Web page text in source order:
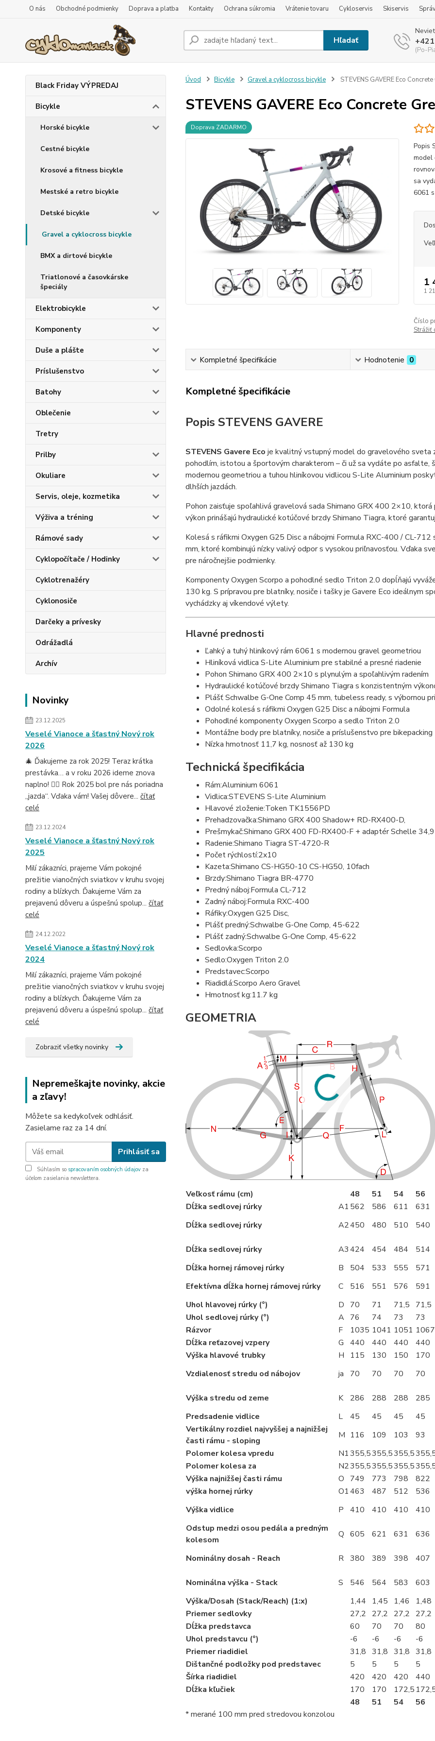
O nás Obchodné podmienky Doprava a platba Kontakty Ochrana súkromia Vrátenie tovaru Cykloservis Skiservis
Hľadať
(Po-
Black Friday VÝPREDAJ
Bicykle
Horské bicykle
Cestné bicykle
Krosové a fitness bicykle
Mestské a retro bicykle
Detské bicykle
Gravel a cyklocross bicykle
BMX a dirtové bicykle
Triatlonové a časovkárske
špeciály
Elektrobicykle
Komponenty
Duše a plášte
Príslušenstvo
Batohy
Oblečenie
Tretry
Prilby
Okuliare
Servis, oleje, kozmetika
Výživa a tréning
Rámové sady
Cyklopočítače / Hodinky
Cyklotrenažéry
Cyklonosiče
Darčeky a prívesky
Odrážadlá
Archív
Novinky
23.12.2025
Veselé Vianoce a šťastný Nový rok
2026
🎄 Ďakujeme za rok 2025! Teraz krátka
prestávka… a v roku 2026 ideme znova
naplno! 🚴‍♂️ Rok 2025 bol pre nás poriadna
„jazda“. Vďaka vám! Vašej dôvere... čítať
celé
23.12.2024
Veselé Vianoce a šťastný Nový rok
2025
Milí zákazníci, prajeme Vám pokojné
prežitie vianočných sviatkov v kruhu svojej
rodiny a blízkych. Ďakujeme Vám za
prejavenú dôveru a úspešnú spolup... čítať
celé
24.12.2022
Veselé Vianoce a šťastný Nový rok
2024
Milí zákazníci, prajeme Vám pokojné
prežitie vianočných sviatkov v kruhu svojej
rodiny a blízkych. Ďakujeme Vám za
prejavenú dôveru a úspešnú spolup... čítať
celé
Zobraziť všetky novinky
Nepremeškajte novinky, akcie
a zľavy!
Môžete sa kedykoľvek odhlásiť.
Zasielame raz za 14 dní.
Prihlásiť sa
Súhlasím so spracovaním osobných údajov za
účelom zasielania newslettera.
Úvod Bicykle Gravel a cyklocross bicykle STEVENS GAVERE Eco
STEVENS GAVERE Eco Concrete
Doprava ZADARMO
Popis
model
sa
6061
1
1
Číslo
Strážiť
Kompletné špecifikácie Hodnotenie 0
Kompletné špecifikácie
Popis STEVENS GAVERE
STEVENS Gavere Eco je kvalitný vstupný model do gravelového sveta
pohodlím, istotou a športovým charakterom – či už sa vydáte po
modernou geometriou a tuhou hliníkovou vidlicou S-Lite Aluminium
dlhších jazdách.
Pohon zaisťuje spoľahlivá gravelová sada Shimano GRX 400 2×10,
výkon prinášajú hydraulické kotúčové brzdy Shimano Tiagra, ktoré
Kolesá s ráfikmi Oxygen G25 Disc a nábojmi Formula RXC-400 / CL-
mm, ktoré kombinujú nízky valivý odpor s vysokou priľnavosťou. Vďaka
pre náročnejšie podmienky.
Komponenty Oxygen Scorpo a pohodlné sedlo Triton 2.0 dopĺňajú
130 kg. S prípravou pre blatníky, nosiče i tašky je Gavere Eco ideálnym
vychádzky aj víkendové výlety.
Hlavné prednosti
Ľahký a tuhý hliníkový rám 6061 s modernou gravel geometriou
Hliníková vidlica S-Lite Aluminium pre stabilné a presné riadenie
Pohon Shimano GRX 400 2×10 s plynulým a spoľahlivým radením
Hydraulické kotúčové brzdy Shimano Tiagra s konzistentným
Plášť Schwalbe G-One Comp 45 mm, tubeless ready, s výbornou
Odolné kolesá s ráfikmi Oxygen G25 Disc a nábojmi Formula
Pohodlné komponenty Oxygen Scorpo a sedlo Triton 2.0
Montážne body pre blatníky, nosiče a príslušenstvo pre bikepacking
Nízka hmotnosť 11,7 kg, nosnosť až 130 kg
Technická špecifikácia
Rám:Aluminium 6061
Vidlica:STEVENS S-Lite Aluminium
Hlavové zloženie:Token TK1556PD
Prehadzovačka:Shimano GRX 400 Shadow+ RD-RX400-D,
Prešmykač:Shimano GRX 400 FD-RX400-F + adaptér Schelle
Radenie:Shimano Tiagra ST-4720-R
Počet rýchlostí:2x10
Kazeta:Shimano CS-HG50-10 CS-HG50, 10fach
Brzdy:Shimano Tiagra BR-4770
Predný náboj:Formula CL-712
Zadný náboj:Formula RXC-400
Ráfiky:Oxygen G25 Disc,
Plášť predný:Schwalbe G-One Comp, 45-622
Plášť zadný:Schwalbe G-One Comp, 45-622
Sedlovka:Scorpo
Sedlo:Oxygen Triton 2.0
Predstavec:Scorpo
Riadidlá:Scorpo Aero Gravel
Hmotnosť kg:11.7 kg
GEOMETRIA
Veľkosť rámu (cm) 48 51 54 56
Dĺžka sedlovej rúrky
A1 562 586 611 631
Dĺžka sedlovej rúrky
A2450 480 510 540
Dĺžka sedlovej rúrky
A3424 454 484 514
Dĺžka hornej rámovej rúrky
B 504 533 555 571
Efektívna dĺžka hornej rámovej rúrky
C 516 551 576 591
Uhol hlavovej rúrky (°)
D 70 71 71,5 71,5
Uhol sedlovej rúrky (°)
A 76 74 73 73
Rázvor
F 1035 1041 1051 1067
Dĺžka reťazovej vzpery
G 440 440 440 440
Výška hlavové trubky
H 115 130 150 170
Vzdialenosť stredu od nábojov
ja 70 70 70 70
Výška stredu od zeme
K 286 288 288 285
Predsadenie vidlice
L 45 45 45 45
Vertikálny rozdiel najvyššej a najnižšej
časti rámu - sloping
M 116 109 103 93
Polomer kolesa vpredu
N1355,5355,5355,5
Polomer kolesa za
N2355,5355,5355,5
Výška najnižšej časti rámu
O 749 773 798 822
výška hornej rúrky
O1463 487 512 536
Výška vidlice
P 410 410 410 410
Odstup medzi osou pedála a predným
kolesom
Q 605 621 631 636
Nominálny dosah - Reach R 380 389 398 407
Nominálna výška - Stack
S 546 564 583 603
Výška/Dosah (Stack/Reach) (1:x)
1,44 1,45 1,46 1,48
Priemer sedlovky
27,2 27,2 27,2 27,2
Dĺžka predstavca
60 70 70 80
Uhol predstavcu (°)
-6 -6 -6 -6
Priemer riadidiel
31,8 31,8 31,8 31,8
Dištančné podložky pod predstavec
5 5 5 5
Šírka riadidiel
420 420 420 440
Dĺžka kľučiek
170 170 172,5
48
51 54 56
* merané 100 mm pred stredovou konzolou